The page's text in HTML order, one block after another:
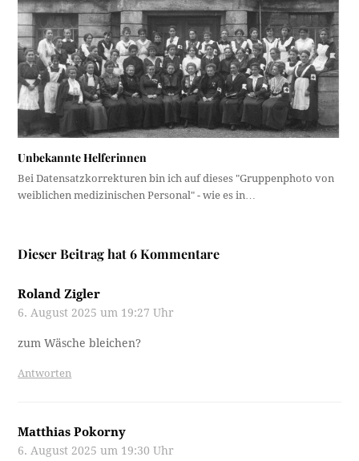
Unbekannte Helferinnen
Bei Datensatzkorrekturen bin ich auf dieses "Gruppenphoto von
weiblichen medizinischen Personal" - wie es in…
Dieser Beitrag hat 6 Kommentare
Roland Zigler
6. August 2025 um 19:27 Uhr
zum Wäsche bleichen?
Antworten
Matthias Pokorny
6. August 2025 um 19:30 Uhr